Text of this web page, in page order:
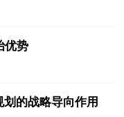
优势
的战略导向作用